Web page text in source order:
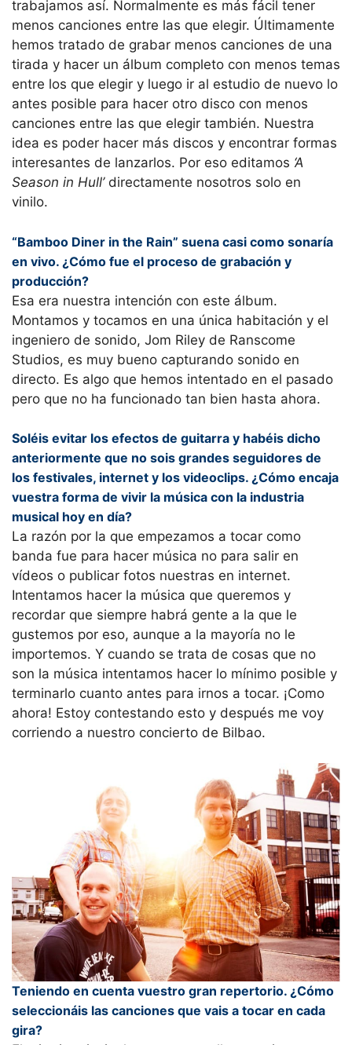
trabajamos así. Normalmente es más fácil tener
menos canciones entre las que elegir. Últimamente
hemos tratado de grabar menos canciones de una
tirada y hacer un álbum completo con menos temas
entre los que elegir y luego ir al estudio de nuevo lo
antes posible para hacer otro disco con menos
canciones entre las que elegir también. Nuestra
idea es poder hacer más discos y encontrar formas
interesantes de lanzarlos. Por eso editamos ‘A
Season in Hull’ directamente nosotros solo en
vinilo.
“Bamboo Diner in the Rain” suena casi como sonaría
en vivo. ¿Cómo fue el proceso de grabación y
producción?
Esa era nuestra intención con este álbum.
Montamos y tocamos en una única habitación y el
ingeniero de sonido, Jom Riley de Ranscome
Studios, es muy bueno capturando sonido en
directo. Es algo que hemos intentado en el pasado
pero que no ha funcionado tan bien hasta ahora.
Soléis evitar los efectos de guitarra y habéis dicho
anteriormente que no sois grandes seguidores de
los festivales, internet y los videoclips. ¿Cómo encaja
vuestra forma de vivir la música con la industria
musical hoy en día?
La razón por la que empezamos a tocar como
banda fue para hacer música no para salir en
vídeos o publicar fotos nuestras en internet.
Intentamos hacer la música que queremos y
recordar que siempre habrá gente a la que le
gustemos por eso, aunque a la mayoría no le
importemos. Y cuando se trata de cosas que no
son la música intentamos hacer lo mínimo posible y
terminarlo cuanto antes para irnos a tocar. ¡Como
ahora! Estoy contestando esto y después me voy
corriendo a nuestro concierto de Bilbao.
Teniendo en cuenta vuestro gran repertorio. ¿Cómo
seleccionáis las canciones que vais a tocar en cada
gira?